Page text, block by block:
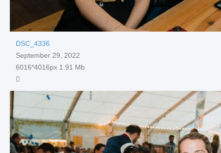
DSC_4336
September 29, 2022
6016*4016px 1.91 Mb